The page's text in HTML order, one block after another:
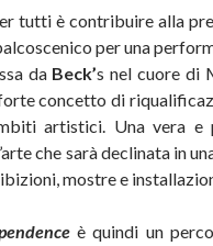
tutti è contribuire alla
per una
da Beck’s nel cuore di
concetto di
artistici. Una vera e
che sarà declinata in
mostre e
è quindi un